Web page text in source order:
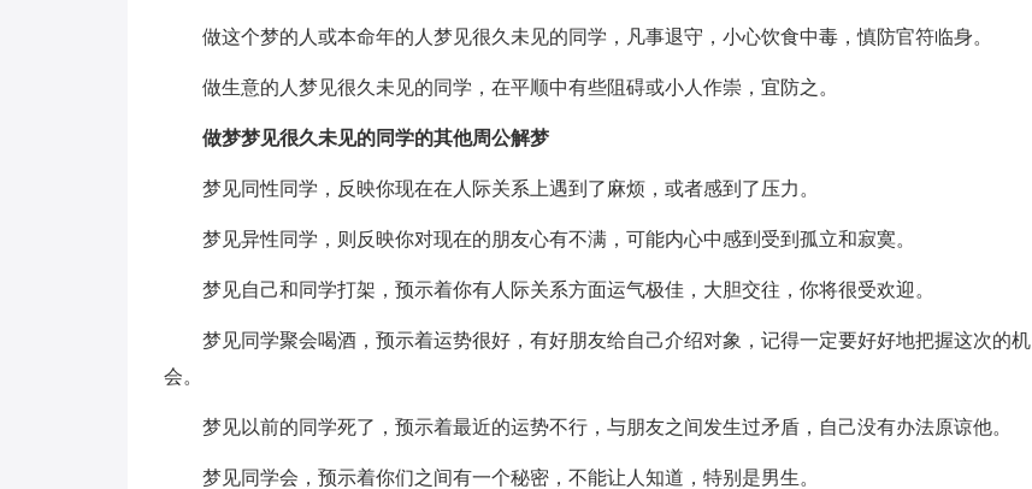
做这个梦的人或本命年的人梦见很久未见的同学，凡事退守，小心饮食中毒，慎防官符临身。
做生意的人梦见很久未见的同学，在平顺中有些阻碍或小人作崇，宜防之。
做梦梦见很久未见的同学的其他周公解梦
梦见同性同学，反映你现在在人际关系上遇到了麻烦，或者感到了压力。
梦见异性同学，则反映你对现在的朋友心有不满，可能内心中感到受到孤立和寂寞。
梦见自己和同学打架，预示着你有人际关系方面运气极佳，大胆交往，你将很受欢迎。
梦见同学聚会喝酒，预示着运势很好，有好朋友给自己介绍对象，记得一定要好好地把握这次的机
会。
梦见以前的同学死了，预示着最近的运势不行，与朋友之间发生过矛盾，自己没有办法原谅他。
梦见同学会，预示着你们之间有一个秘密，不能让人知道，特别是男生。